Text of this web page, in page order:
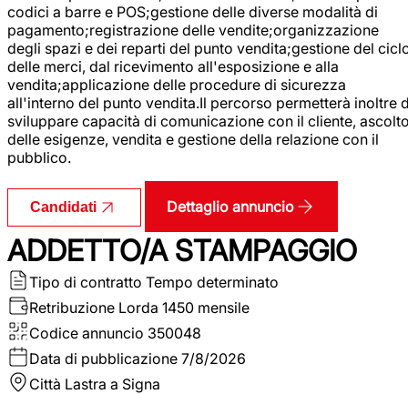
codici a barre e POS;gestione delle diverse modalità di
pagamento;registrazione delle vendite;organizzazione
degli spazi e dei reparti del punto vendita;gestione del
delle merci, dal ricevimento all'esposizione e alla
vendita;applicazione delle procedure di sicurezza
all'interno del punto vendita.Il percorso permetterà inoltre
sviluppare capacità di comunicazione con il cliente,
delle esigenze, vendita e gestione della relazione con il
pubblico.
Candidati Dettaglio annuncio
ADDETTO/A STAMPAGGIO
Tipo di contratto Tempo determinato
Retribuzione Lorda 1450 mensile
Codice annuncio 350048
Data di pubblicazione 7/8/2026
Città Lastra a Signa